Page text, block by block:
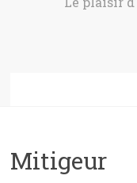
Mitigeur